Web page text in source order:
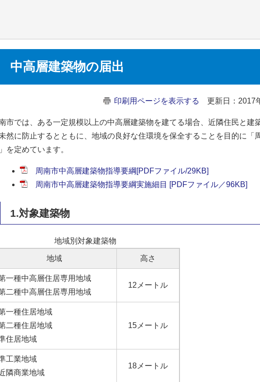
中高層建築物の届出
印刷用ページを表示する 更新日：2017
市では、ある一定規模以上の中高層建築物を建てる場合、近隣住民と建
然に防止するとともに、地域の良好な住環境を保全することを目的に「
を定めています。
周南市中高層建築物指導要綱[PDFファイル/29KB]
周南市中高層建築物指導要綱実施細目 [PDFファイル／96KB]
1.対象建築物
地域別対象建築物
地域 高さ
一種中高層住居専用地域
二種中高層住居専用地域
12メートル
一種住居地域
二種住居地域
住居地域
15メートル
工業地域
隣商業地域
18メートル